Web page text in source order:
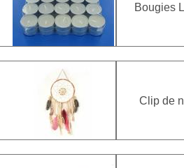
Bougies
Clip de